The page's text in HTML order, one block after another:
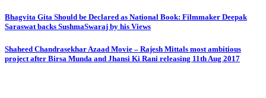
Post
navigation
Bhagvita Gita Should be Declared as National Book: Filmmaker Deepak
Saraswat backs SushmaSwaraj by his Views
Shaheed Chandrasekhar Azaad Movie – Rajesh Mittals most ambitious
project after Birsa Munda and Jhansi Ki Rani releasing 11th Aug 2017